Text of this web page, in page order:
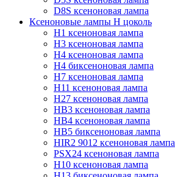
D8S ксеноновая лампа
Ксеноновые лампы Н цоколь
H1 ксеноновая лампа
H3 ксеноновая лампа
H4 ксеноновая лампа
H4 биксеноновая лампа
H7 ксеноновая лампа
H11 ксеноновая лампа
H27 ксеноновая лампа
HB3 ксеноновая лампа
HB4 ксеноновая лампа
HB5 биксеноновая лампа
HIR2 9012 ксеноновая лампа
PSX24 ксеноновая лампа
H10 ксеноновая лампа